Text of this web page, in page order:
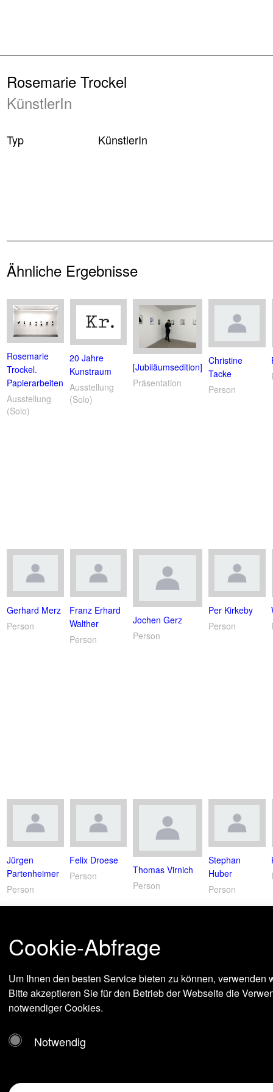
Cookie-Abfrage
Um Ihnen den besten Service bieten zu können, verwenden
Bitte akzeptieren Sie für den Betrieb der Webseite die
notwendiger Cookies.
Notwendig
Rosemarie Trockel
KünstlerIn
Typ KünstlerIn
Ähnliche Ergebnisse
Rosemarie
Trockel.
Papierarbeiten
Ausstellung
(Solo)
20 Jahre
Kunstraum
Ausstellung
(Solo)
[Jubiläumsedition]
Präsentation
Christine
Tacke
Person
Gerhard Merz
Person
Franz Erhard
Walther
Person
Jochen Gerz
Person
Per Kirkeby
Person
Jürgen
Partenheimer
Person
Felix Droese
Person
Thomas Virnich
Person
Stephan
Huber
Person